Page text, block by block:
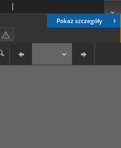
Pokaż szczegóły